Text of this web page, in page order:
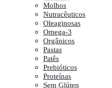
Molhos
Nutracêuticos
Oleaginosas
Omega-3
Orgânicos
Pastas
Patês
Prebióticos
Proteínas
Sem Glúten